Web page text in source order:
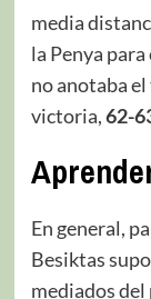
media
la Penya
no anotaba
victoria,62-
En general,
Besiktas
mediados